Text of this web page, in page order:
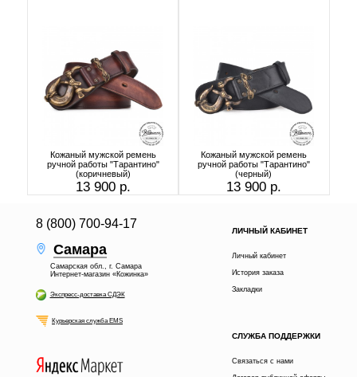
Кожаный мужской ремень
ручной работы "Тарантино"
(коричневый)
13 900 р.
Кожаный мужской ремень
ручной работы "Тарантино"
(черный)
13 900 р.
8 (800) 700-94-17
Самара
Самарская обл., г. Самара
Интернет-магазин «Кожинка»
Экспресс-доставка СДЭК
Курьерская служба EMS
ЛИЧНЫЙ КАБИНЕТ
Личный кабинет
История заказа
Закладки
СЛУЖБА ПОДДЕРЖКИ
Связаться с нами